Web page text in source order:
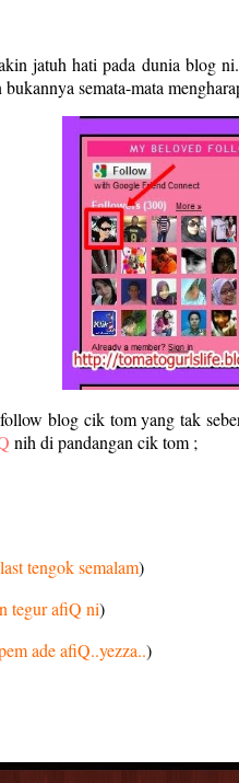
jatuh hati pada dunia blog
semata-mata
blog cik tom yang tak
nih di pandangan cik tom ;
last tengok semalam)
tegur afiQ ni)
ade afiQ..yezza..)